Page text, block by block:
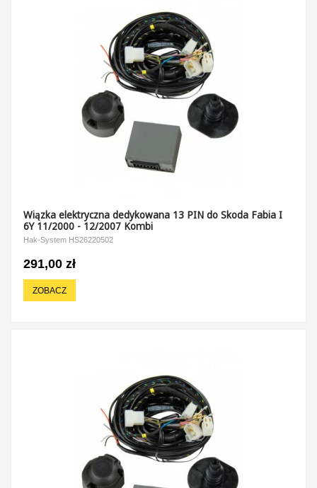
Wiązka elektryczna dedykowana 13 PIN do Skoda Fabia I
6Y 11/2000 - 12/2007 Kombi
Hak-System HS26220502
291,00 zł
ZOBACZ